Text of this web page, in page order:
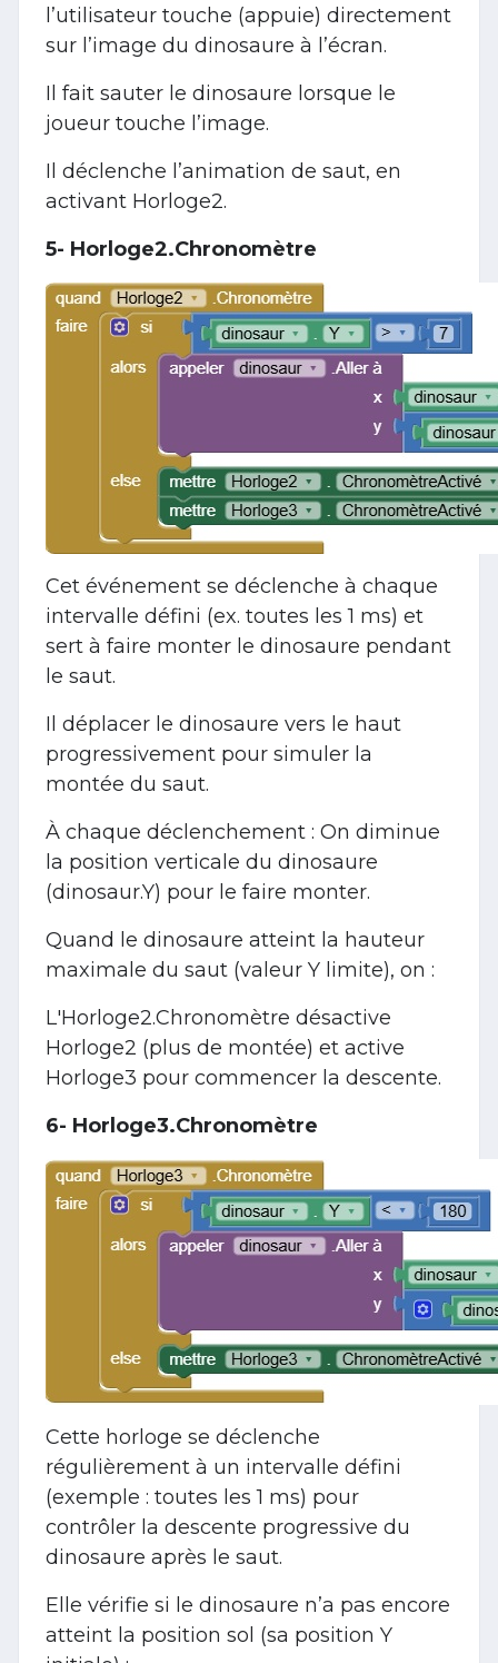
l’utilisateur touche (appuie) directement
sur l’image du dinosaure à l’écran.
Il fait sauter le dinosaure lorsque le
joueur touche l’image.
Il déclenche l’animation de saut, en
activant Horloge2.
5- Horloge2.Chronomètre
Cet événement se déclenche à chaque
intervalle défini (ex. toutes les 1 ms) et
sert à faire monter le dinosaure pendant
le saut.
Il déplacer le dinosaure vers le haut
progressivement pour simuler la
montée du saut.
À chaque déclenchement : On diminue
la position verticale du dinosaure
(dinosaur.Y) pour le faire monter.
Quand le dinosaure atteint la hauteur
maximale du saut (valeur Y limite), on :
L'Horloge2.Chronomètre désactive
Horloge2 (plus de montée) et active
Horloge3 pour commencer la descente.
6- Horloge3.Chronomètre
Cette horloge se déclenche
régulièrement à un intervalle défini
(exemple : toutes les 1 ms) pour
contrôler la descente progressive du
dinosaure après le saut.
Elle vérifie si le dinosaure n’a pas encore
atteint la position sol (sa position Y